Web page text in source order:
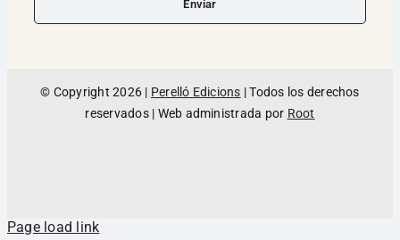
Enviar
© Copyright 2026 | Perelló Edicions | Todos los derechos
reservados | Web administrada por Root
Page load link